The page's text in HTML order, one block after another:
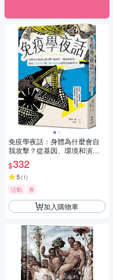
免疫學夜話：身體為什麼會自
我攻擊？從基因、環境和演
化，漫談人類免疫學與自體免
疫疾病能教會我們的事【城邦
讀書花園】
$332
5 (1)
活動 券
加入購物車